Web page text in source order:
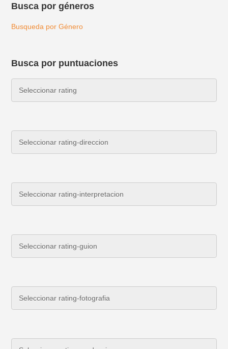
Busca por géneros
Busqueda por Género
Busca por puntuaciones